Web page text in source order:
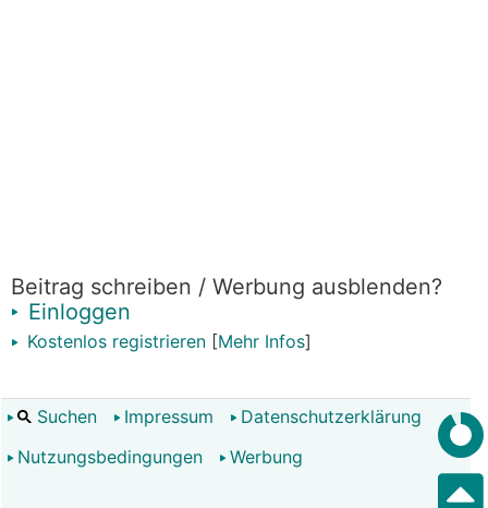
Beitrag schreiben / Werbung ausblenden?
Einloggen
Kostenlos registrieren [Mehr Infos]
Suchen Impressum
Datenschutzerklärung
Nutzungsbedingungen
Werbung